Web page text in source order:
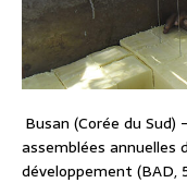
Busan (Corée du Sud)
assemblées annuelles
développement (BAD,